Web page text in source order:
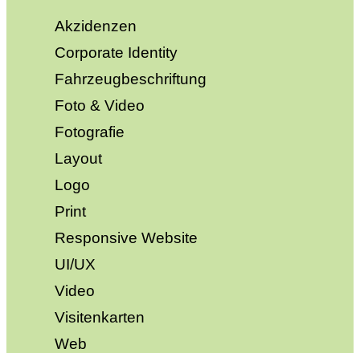
Akzidenzen
Corporate Identity
Fahrzeugbeschriftung
Foto & Video
Fotografie
Layout
Logo
Print
Responsive Website
UI/UX
Video
Visitenkarten
Web